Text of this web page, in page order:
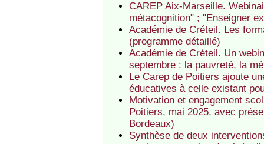
CAREP Aix-Marseille.
métacognition" ; "Enseigner
Académie de Créteil. Les
(programme détaillé)
Académie de Créteil. Un
septembre : la pauvreté, la
Le Carep de Poitiers ajoute
éducatives à celle existant
Motivation et engagement
Poitiers, mai 2025, avec
Bordeaux)
Synthèse de deux